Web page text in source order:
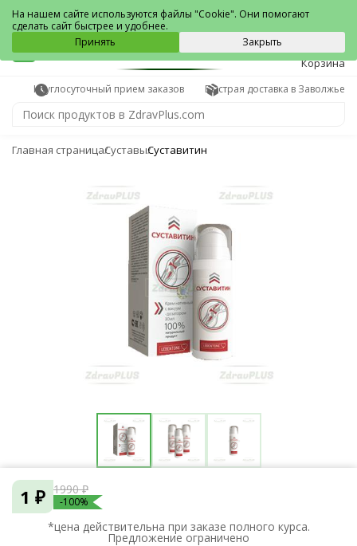
Заволжье
0
Корзина
Круглосуточный прием заказов Быстрая доставка в Заволжье
Главная страницаСуставыСуставитин
1 ₽ 1990 ₽
-100%
*цена действительна при заказе полного курса.
Предложение ограничено
На нашем сайте используются файлы "Cookie". Они помогают
сделать сайт быстрее и удобнее.
Принять
Закрыть